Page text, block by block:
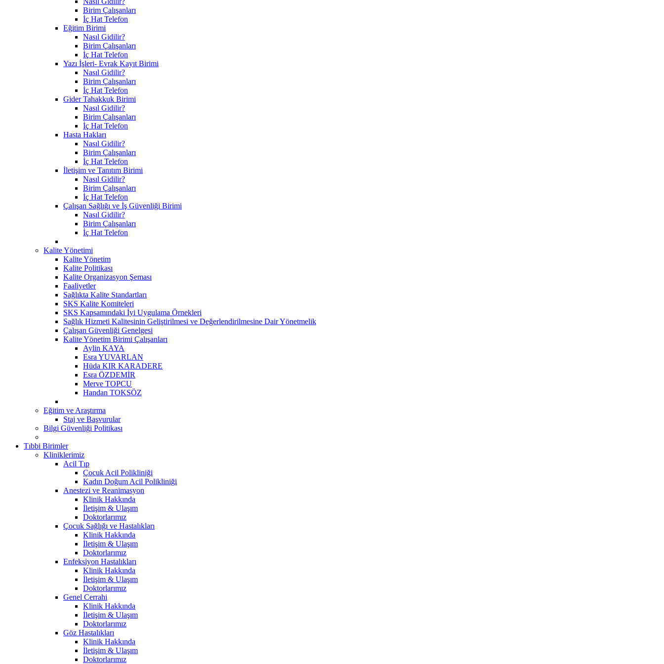
Birim Çalışanları
İç Hat Telefon
Eğitim Birimi
Nasıl Gidilir?
Birim Çalışanları
İç Hat Telefon
Yazı İşleri- Evrak Kayıt Birimi
Nasıl Gidilir?
Birim Çalışanları
İç Hat Telefon
Gider Tahakkuk Birimi
Nasıl Gidilir?
Birim Çalışanları
İç Hat Telefon
Hasta Hakları
Nasıl Gidilir?
Birim Çalışanları
İç Hat Telefon
İletişim ve Tanıtım Birimi
Nasıl Gidilir?
Birim Çalışanları
İç Hat Telefon
Çalışan Sağlığı ve İş Güvenliği Birimi
Nasıl Gidilir?
Birim Çalışanları
İç Hat Telefon
Kalite Yönetimi
Kalite Yönetim
Kalite Politikası
Kalite Organizasyon Şeması
Faaliyetler
Sağlıkta Kalite Standartları
SKS Kalite Komiteleri
SKS Kapsamındaki İyi Uygulama Örnekleri
Sağlık Hizmeti Kalitesinin Geliştirilmesi ve Değerlendirilmesine Dair Yönetmelik
Çalışan Güvenliği Genelgesi
Kalite Yönetim Birimi Çalışanları
Aylin KAYA
Esra YUVARLAN
Hüda KIR KARADERE
Esra ÖZDEMİR
Merve TOPCU
Handan TOKSÖZ
Eğitim ve Araştırma
Staj ve Başvurular
Bilgi Güvenliği Politikası
Tıbbi Birimler
Kliniklerimiz
Acil Tıp
Çocuk Acil Polikliniği
Kadın Doğum Acil Polikliniği
Anestezi ve Reanimasyon
Klinik Hakkında
İletişim & Ulaşım
Doktorlarımız
Çocuk Sağlığı ve Hastalıkları
Klinik Hakkında
İletişim & Ulaşım
Doktorlarımız
Enfeksiyon Hastalıkları
Klinik Hakkında
İletişim & Ulaşım
Doktorlarımız
Genel Cerrahi
Klinik Hakkında
İletişim & Ulaşım
Doktorlarımız
Göz Hastalıkları
Klinik Hakkında
İletişim & Ulaşım
Doktorlarımız